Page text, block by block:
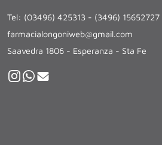
Tel: (03496) 425313 - (3496) 15652727
farmacialongoniweb@gmail.com
Saavedra 1806 - Esperanza - Sta Fe